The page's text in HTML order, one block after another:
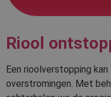
Riool
Een rioolverstopping
overstromingen. Met